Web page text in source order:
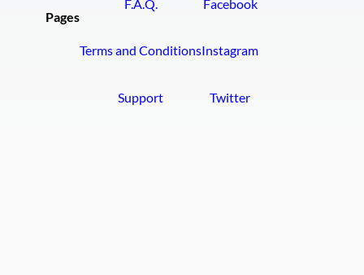
Pages
F.A.Q.
Terms and Conditions
Support
Facebook
Instagram
Twitter